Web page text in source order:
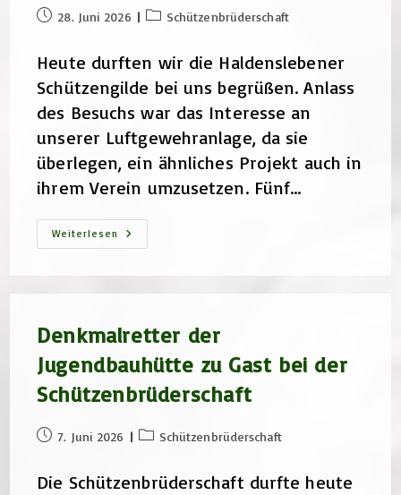
Beitrag28. Juni 2026
Beitrags-
Schützenbrüderschaft
Heute durften wir die Haldenslebener
Schützengilde bei uns begrüßen. Anlass
des Besuchs war das Interesse an
unserer Luftgewehranlage, da sie
überlegen, ein ähnliches Projekt auch in
ihrem Verein umzusetzen. Fünf…
Weiterlesen
Besuch
Der
Denkmalretter der
Jugendbauhütte zu Gast bei der
Schützenbrüderschaft
Beitrag7. Juni 2026
Beitrags-
Schützenbrüderschaft
Die Schützenbrüderschaft durfte heute